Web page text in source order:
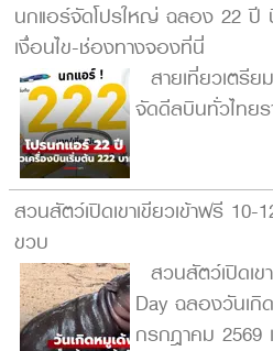
นกแอร์จัดโปรใหญ่ ฉลอง 22 ปี
เงื่อนไข-ช่องทางจองที่นี่
สายเที่ยวเตรี
จัดดีลบินทั่วไทยร
สวนสัตว์เปิดเขาเขียวเข้าฟรี
ขวบ
สวนสัตว์เปิดเ
Day ฉลองวันเ
กรกฎาคม 2569